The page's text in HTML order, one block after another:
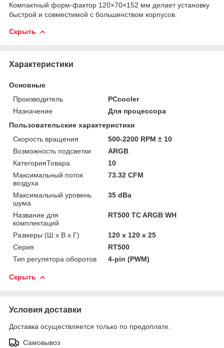
Компактный форм-фактор 120×70×152 мм делает установку
быстрой и совместимой с большинством корпусов.
Скрыть
Характеристики
Основные
Производитель
PCcooler
Назначение
Для процессора
Пользовательские характеристики
Cкорость вращения
500-2200 RPM ± 10
Возможность подсветки
ARGB
КатегорияТовара
10
Максимальный поток
воздуха
73.32 CFM
Максимальный уровень
шума
35 dBa
Название для
комплектаций
RT500 TC ARGB WH
Размеры (Ш х В х Г)
120 x 120 x 25
Серия
RT500
Тип регулятора оборотов
4-pin (PWM)
Скрыть
Условия доставки
Доставка осуществляется только по предоплате.
Самовывоз